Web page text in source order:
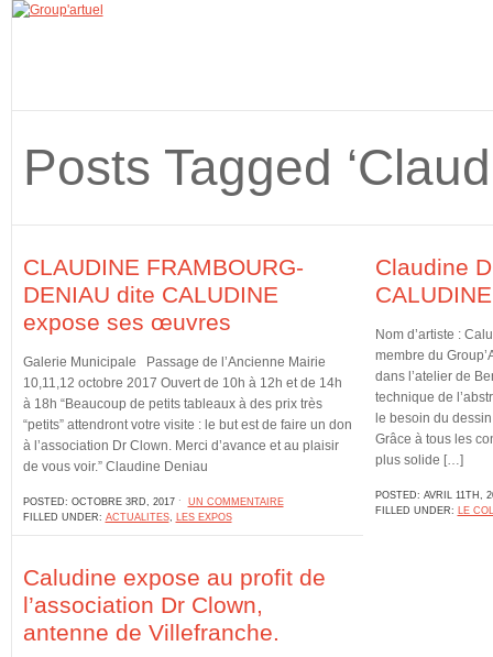
Posts Tagged
CLAUDINE FRAMBOURG-
DENIAU dite CALUDINE
expose ses œuvres
Galerie Municipale Passage de l’Ancienne Mairie
10,11,12 octobre 2017 Ouvert de 10h à 12h et de 14h
à 18h “Beaucoup de petits tableaux à des prix très
“petits” attendront votre visite : le but est de faire un don
à l’association Dr Clown. Merci d’avance et au plaisir
de vous voir.” Claudine Deniau
POSTED: OCTOBRE 3RD, 2017 ˑ UN COMMENTAIRE
FILLED UNDER: ACTUALITES, LES EXPOS
Caludine expose au profit de
l’association Dr Clown,
antenne de Villefranche.
Claudine
Nom d’artiste :
membre du
dans l’atelier de
technique de
le besoin du
Grâce à tous les
plus solide […]
POSTED: AVRIL 11TH,
FILLED UNDER: LE